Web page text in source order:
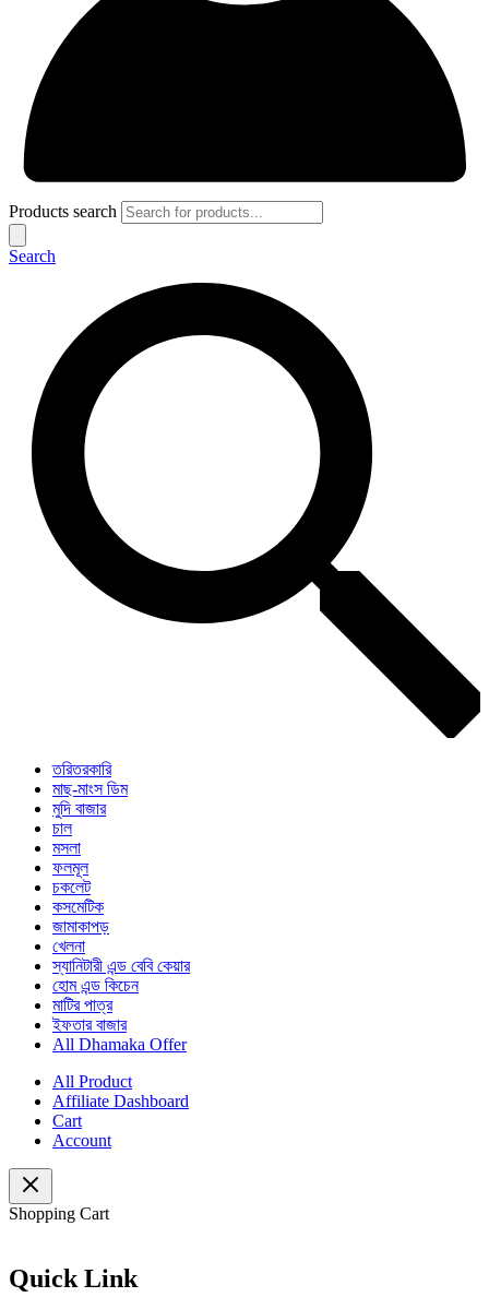
Products search
Search
তরিতরকারি
মাছ-মাংস ডিম
মুদি বাজার
চাল
মসলা
ফলমূল
চকলেট
কসমেটিক
জামাকাপড়
খেলনা
স্যানিটারী এন্ড বেবি কেয়ার
হোম এন্ড কিচেন
মাটির পাত্র
ইফতার বাজার
All Dhamaka Offer
All Product
Affiliate Dashboard
Cart
Account
Shopping Cart
Quick Link